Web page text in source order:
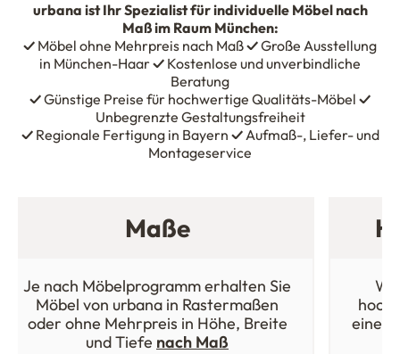
urbana ist Ihr Spezialist für individuelle Möbel nach
Maß im Raum München:
✓ Möbel ohne Mehrpreis nach Maß✓Große Ausstellung
in München-Haar✓ Kostenlose und unverbindliche
Beratung
✓Günstige Preise für hochwertige Qualitäts-Möbel ✓
Unbegrenzte Gestaltungsfreiheit
✓Regionale Fertigung in Bayern ✓Aufmaß-, Liefer- und
Montageservice
Maße
Je nach Möbelprogramm erhalten Sie
Möbel von urbana in Rastermaßen
oder ohne Mehrpreis in Höhe, Breite
und Tiefe nach Maß
einer